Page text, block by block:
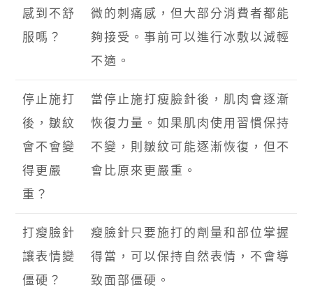
感到不舒
服嗎？
微的刺痛感，但大部分消費者都能
夠接受。事前可以進行冰敷以減輕
不適。
停止施打
後，皺紋
會不會變
得更嚴
重？
當停止施打瘦臉針後，肌肉會逐漸
恢復力量。如果肌肉使用習慣保持
不變，則皺紋可能逐漸恢復，但不
會比原來更嚴重。
打瘦臉針
讓表情變
僵硬？
瘦臉針只要施打的劑量和部位掌握
得當，可以保持自然表情，不會導
致面部僵硬。